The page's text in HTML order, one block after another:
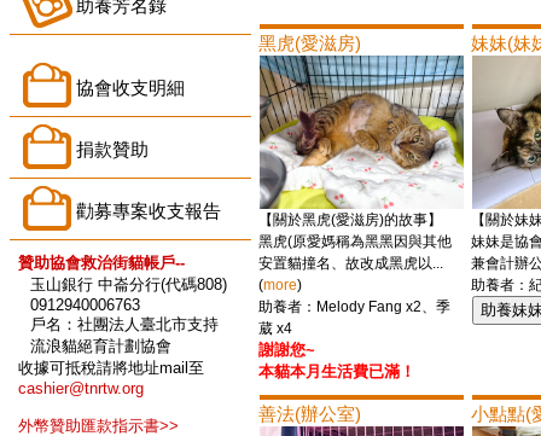
助養芳名錄
協會收支明細
捐款贊助
勸募專案收支報告
贊助協會救治街貓帳戶--
玉山銀行 中崙分行(代碼808)
0912940006763
戶名：社團法人臺北市支持
流浪貓絕育計劃協會
收據可抵稅請將地址mail至
cashier@tnrtw.org
外幣贊助匯款指示書>>
黑虎(愛滋房)
【關於黑虎(愛滋房)的故事】
黑虎(原愛媽稱為黑黑因與其他
安置貓撞名、故改成黑虎以...
(more)
助養者：Melody Fang x2、季
葳 x4
謝謝您~
本貓本月生活費已滿！
妹妹(妹
【關於妹
妹妹是協
兼會計辦
助養者：
善法(辦公室) 小點點(